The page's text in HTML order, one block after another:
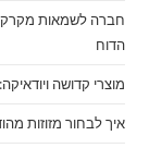
חברה לשמאות
הדוח
מוצרי קדושה
איך לבחור מזוזות